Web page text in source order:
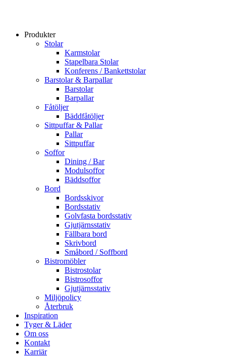
Produkter
Stolar
Karmstolar
Stapelbara Stolar
Konferens / Bankettstolar
Barstolar & Barpallar
Barstolar
Barpallar
Fåtöljer
Bäddfåtöljer
Sittpuffar & Pallar
Pallar
Sittpuffar
Soffor
Dining / Bar
Modulsoffor
Bäddsoffor
Bord
Bordsskivor
Bordsstativ
Golvfasta bordsstativ
Gjutjärnsstativ
Fällbara bord
Skrivbord
Småbord / Soffbord
Bistromöbler
Bistrostolar
Bistrosoffor
Gjutjärnsstativ
Miljöpolicy
Återbruk
Inspiration
Tyger & Läder
Om oss
Kontakt
Karriär